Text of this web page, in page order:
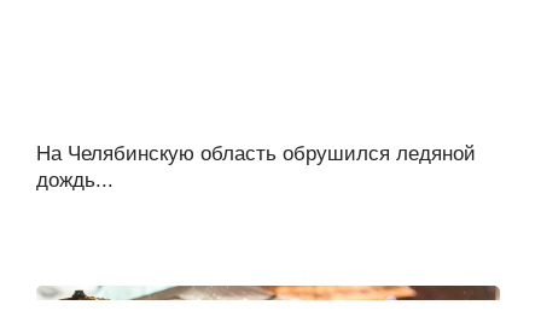
На Челябинскую область обрушился ледяной
дождь...